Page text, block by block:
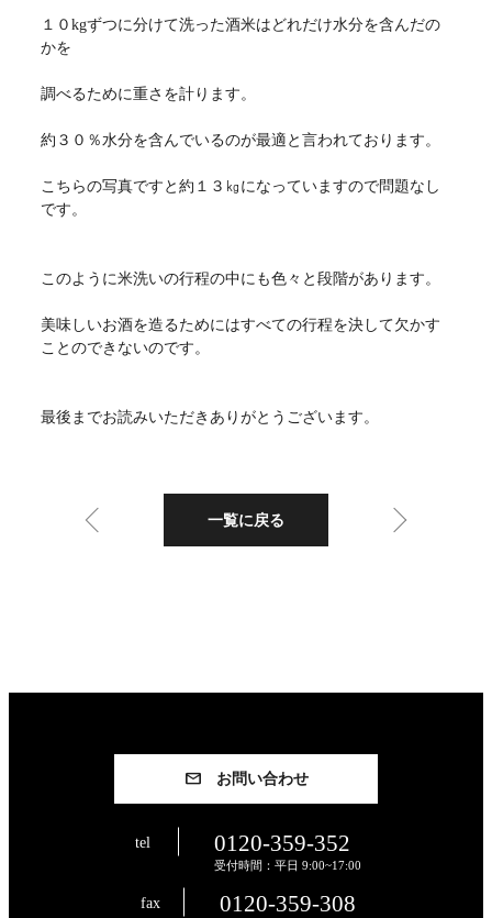
１０kgずつに分けて洗った酒米はどれだけ水分を含んだの
かを
調べるために重さを計ります。
約３０％水分を含んでいるのが最適と言われております。
こちらの写真ですと約１３㎏になっていますので問題なし
です。
このように米洗いの行程の中にも色々と段階があります。
美味しいお酒を造るためにはすべての行程を決して欠かす
ことのできないのです。
最後までお読みいただきありがとうございます。
一覧に戻る
お問い合わせ
tel 0120-359-352
受付時間：平日 9:00~17:00
fax 0120-359-308